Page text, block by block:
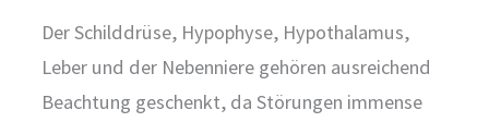
Der Schilddrüse, Hypophyse, Hypothalamus,
Leber und der Nebenniere gehören ausreichend
Beachtung geschenkt, da Störungen immense